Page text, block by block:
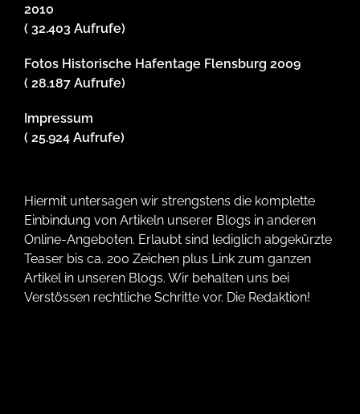
2010
( 32.403 Aufrufe)
Fotos Historische Hafentage Flensburg 2009
( 28.187 Aufrufe)
Impressum
( 25.924 Aufrufe)
Hiermit untersagen wir strengstens die komplette
Einbindung von Artikeln unserer Blogs in anderen
Online-Angeboten. Erlaubt sind lediglich abgekürzte
Teaser bis ca. 200 Zeichen plus Link zum ganzen
Artikel in unseren Blogs. Wir behalten uns bei
Verstössen rechtliche Schritte vor. Die Redaktion!